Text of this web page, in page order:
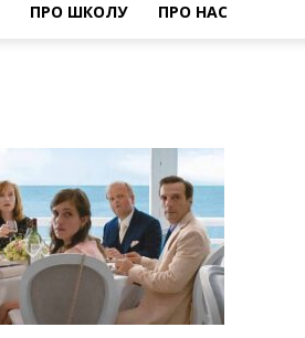
ПРО ШКОЛУ ПРО НАС